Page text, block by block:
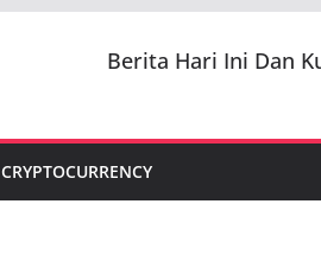
Berita Hari Ini Dan
CRYPTOCURRENCY